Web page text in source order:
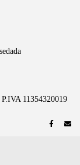
11354320019